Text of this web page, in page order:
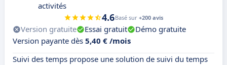
activités
4.6Basé sur +200 avis
Version gratuite Essai gratuit
Démo gratuite
Version payante dès 5,40 € /mois
Suivi des temps propose une solution de suivi du temps